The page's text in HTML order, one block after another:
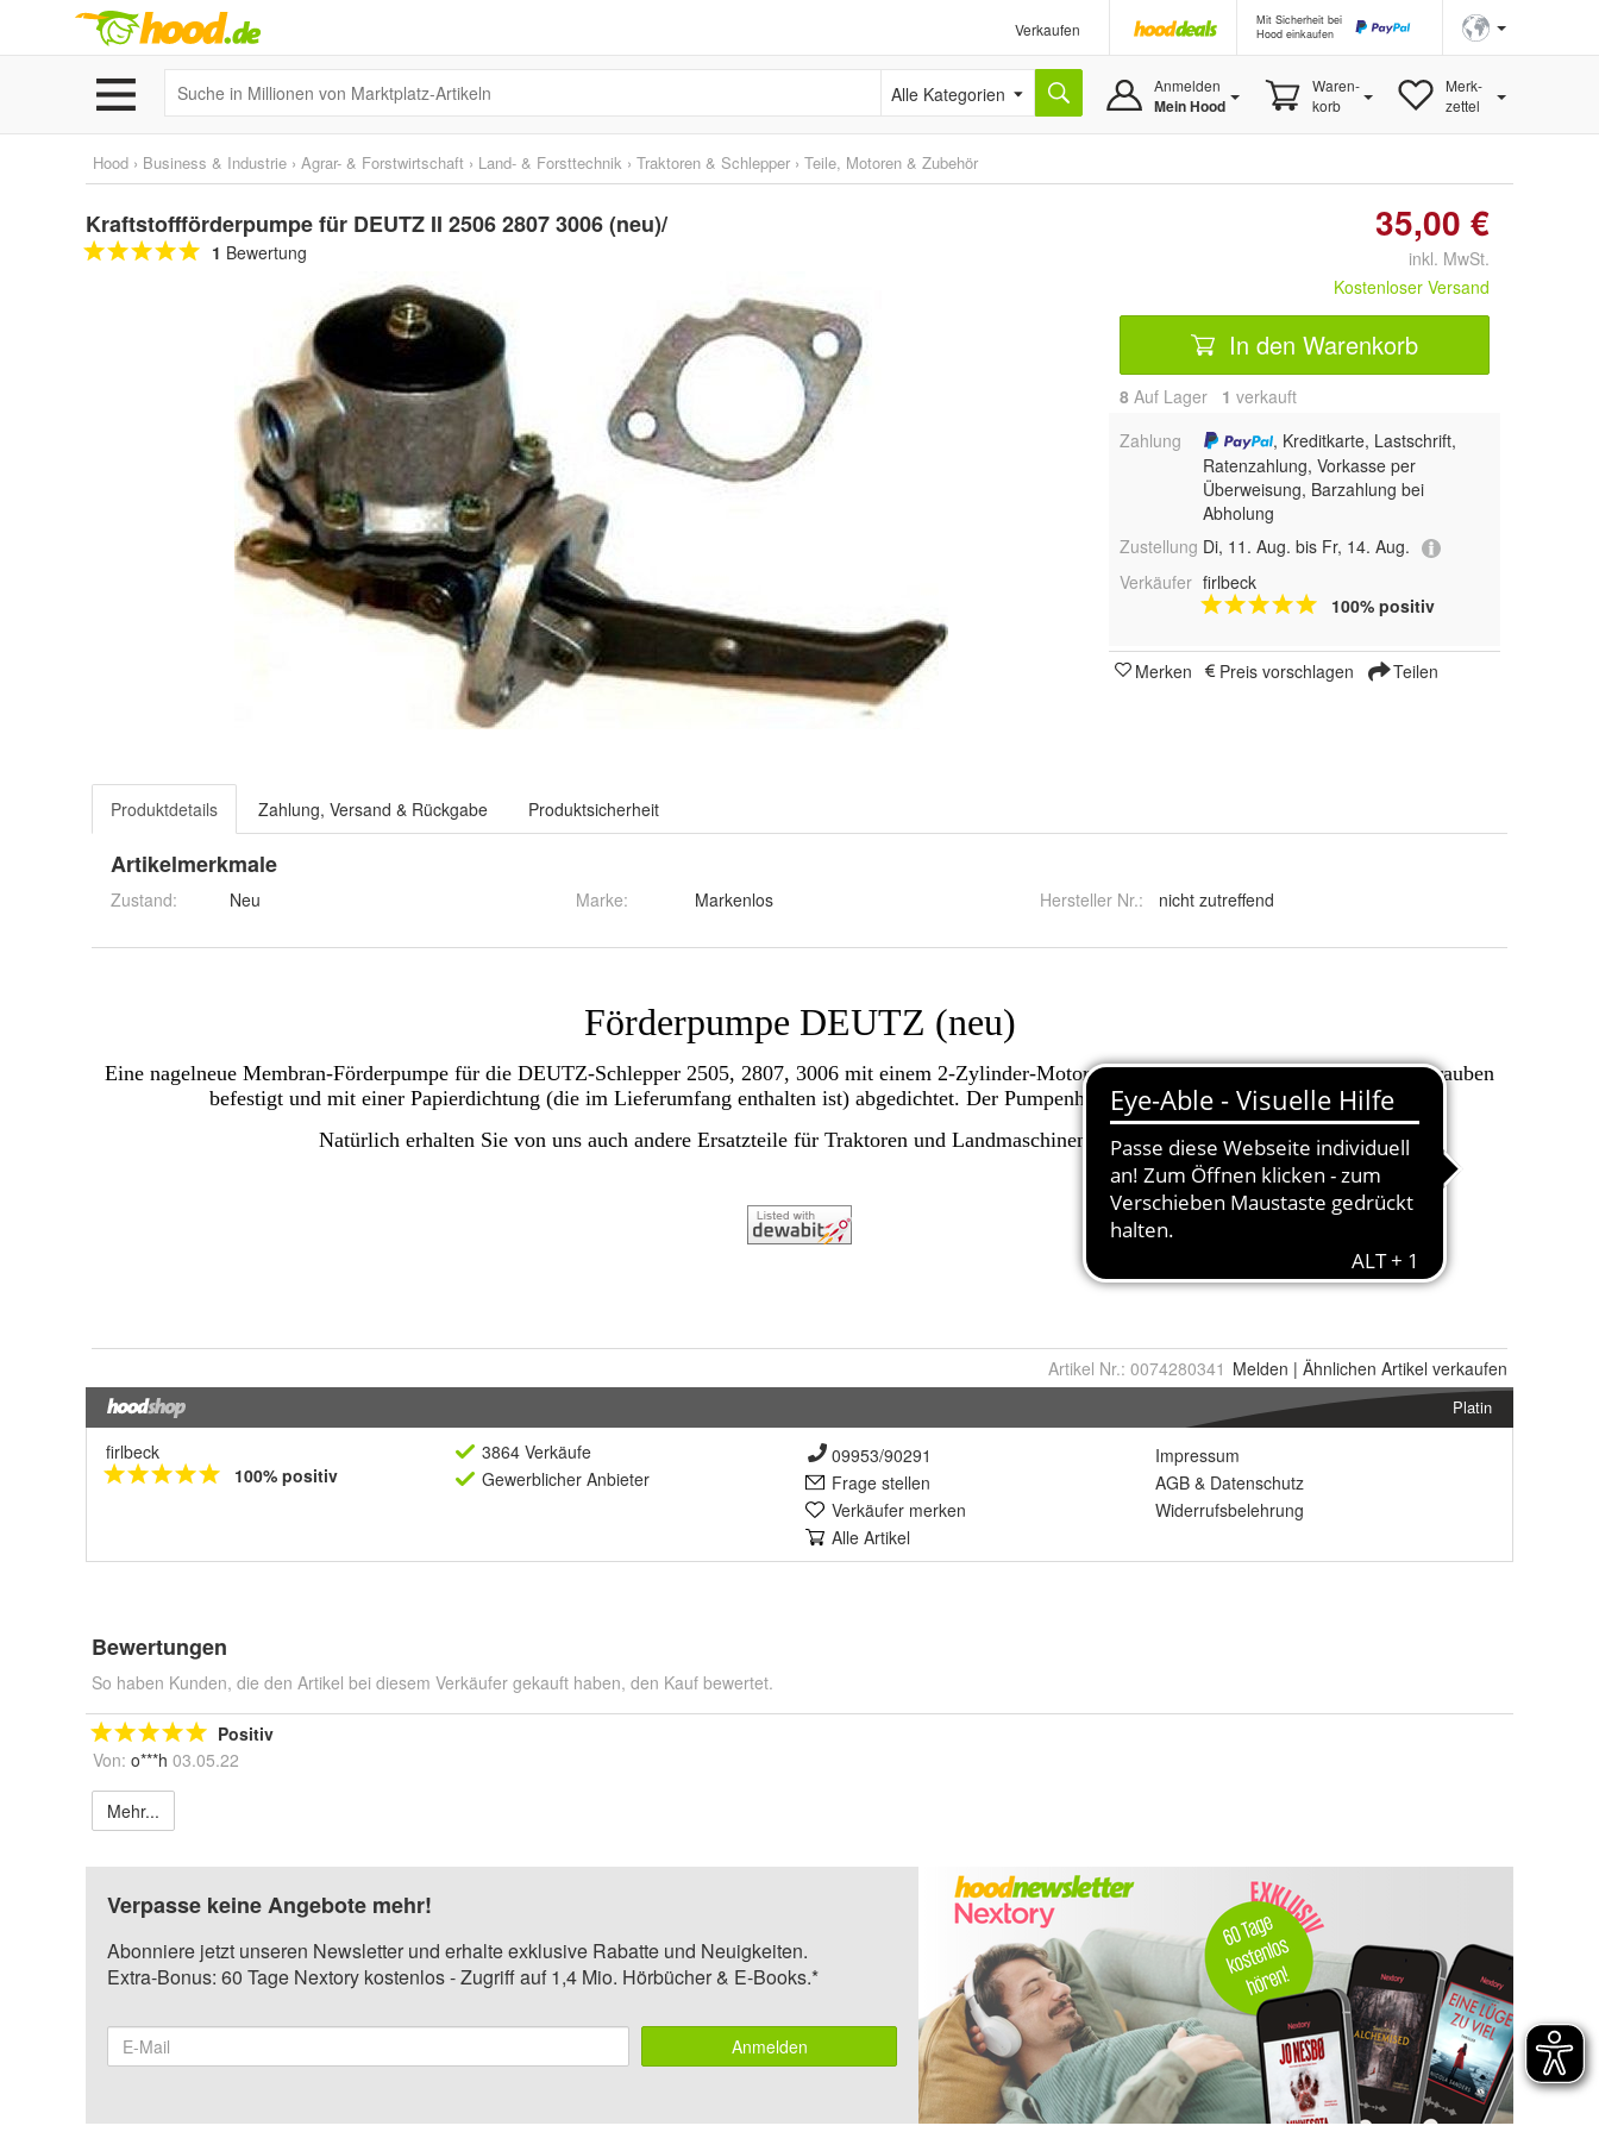
Verkaufen
Mit Sicherheit bei
Hood einkaufen
Alle Kategorien Anmelden
Mein Hood
Waren-
korb
Merk-
zettel
Hood › Business & Industrie › Agrar- & Forstwirtschaft › Land- & Forsttechnik › Traktoren & Schlepper › Teile, Motoren & Zubehör
Kraftstoffförderpumpe für DEUTZ II 2506 2807 3006 (neu)/
1 Bewertung
35,00 €
inkl. MwSt.
Kostenloser Versand
In den Warenkorb
8 Auf Lager 1 verkauft
Zahlung
, Kreditkarte, Lastschrift,
Ratenzahlung, Vorkasse per
Überweisung, Barzahlung bei
Abholung
Zustellung Di, 11. Aug. bis Fr, 14. Aug.
Verkäufer firlbeck
100% positiv
Merken Preis vorschlagen Teilen
Produktdetails Zahlung, Versand & Rückgabe Produktsicherheit
Artikelmerkmale
Zustand: Neu Marke: Markenlos Hersteller Nr.: nicht zutreffend
Artikel Nr.: 0074280341 Melden | Ähnlichen Artikel verkaufen
Platin
firlbeck
100% positiv
3864 Verkäufe
Gewerblicher Anbieter
09953/90291
Frage stellen
Verkäufer merken
Alle Artikel
Impressum
AGB & Datenschutz
Widerrufsbelehrung
Bewertungen
So haben Kunden, die den Artikel bei diesem Verkäufer gekauft haben, den Kauf bewertet.
Positiv
Von: o***h 03.05.22
Mehr...
Verpasse keine Angebote mehr!
Abonniere jetzt unseren Newsletter und erhalte exklusive Rabatte und Neuigkeiten.
Extra-Bonus: 60 Tage Nextory kostenlos - Zugriff auf 1,4 Mio. Hörbücher & E-Books.*
Anmelden